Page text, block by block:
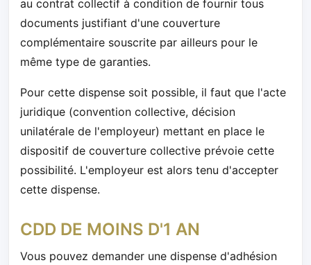
au contrat collectif à condition de fournir tous
documents justifiant d'une couverture
complémentaire souscrite par ailleurs pour le
même type de garanties.
Pour cette dispense soit possible, il faut que l'acte
juridique (convention collective, décision
unilatérale de l'employeur) mettant en place le
dispositif de couverture collective prévoie cette
possibilité. L'employeur est alors tenu d'accepter
cette dispense.
CDD DE MOINS D'1 AN
Vous pouvez demander une dispense d'adhésion